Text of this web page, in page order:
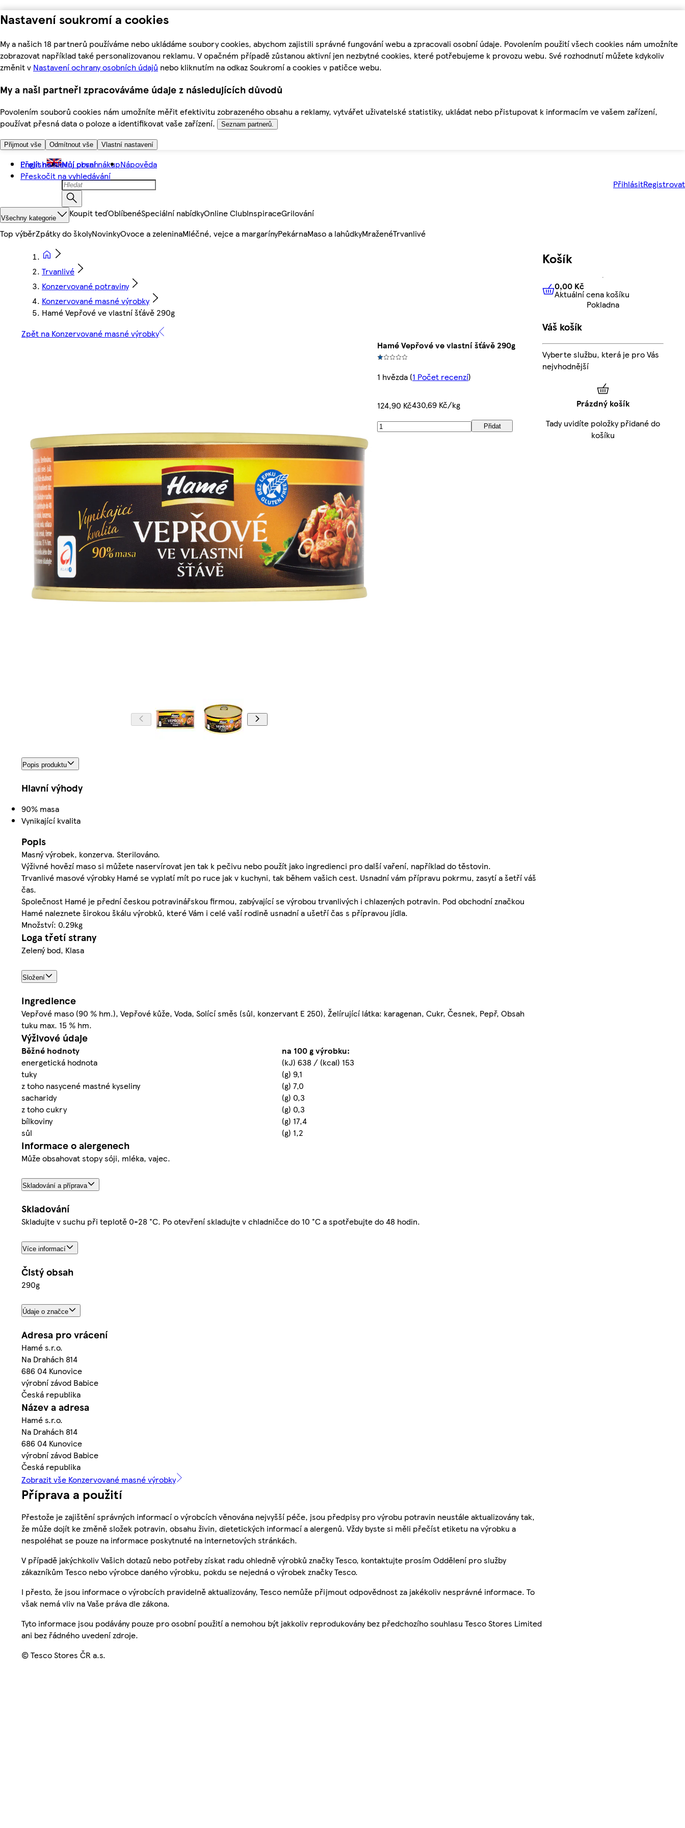
Nastavení soukromí a cookies
My a našich 18 partnerů používáme nebo ukládáme soubory cookies, abychom zajistili správné fungování webu a zpracovali osobní údaje. Povolením použití všech cookies nám umožníte
zobrazovat například také personalizovanou reklamu. V opačném případě zůstanou aktivní jen nezbytné cookies, které potřebujeme k provozu webu. Své rozhodnutí můžete kdykoliv
změnit v Nastavení ochrany osobních údajů nebo kliknutím na odkaz Soukromí a cookies v patičce webu.
My a naši partneři zpracováváme údaje z následujících důvodů
Povolením souborů cookies nám umožníte měřit efektivitu zobrazeného obsahu a reklamy, vytvářet uživatelské statistiky, ukládat nebo přistupovat k informacím ve vašem zařízení,
používat přesná data o poloze a identifikovat vaše zařízení.
Seznam partnerů.
Přijmout vše Odmítnout vše Vlastní nastavení
Přejít na hlavní obsah
Přeskočit na vyhledávání
English Můj první nákupNápověda
PřihlásitRegistrovat
Všechny kategorie Koupit teďOblíbenéSpeciální nabídkyOnline ClubInspiraceGrilování
Top výběrZpátky do školyNovinkyOvoce a zeleninaMléčné, vejce a margarínyPekárnaMaso a lahůdkyMraženéTrvanlivé
Trvanlivé
Konzervované potraviny
Konzervované masné výrobky
Hamé Vepřové ve vlastní šťávě 290g
Zpět na Konzervované masné výrobky
Hamé Vepřové ve vlastní šťávě 290g
1 hvězda (1 Počet recenzí)
124,90 Kč430,69 Kč/kg
Přidat
Popis produktu
Hlavní výhody
90% masa
Vynikající kvalita
Popis
Masný výrobek, konzerva. Sterilováno.
Výživné hovězí maso si můžete naservírovat jen tak k pečivu nebo použít jako ingredienci pro další vaření, například do těstovin.
Trvanlivé masové výrobky Hamé se vyplatí mít po ruce jak v kuchyni, tak během vašich cest. Usnadní vám přípravu pokrmu, zasytí a šetří váš
čas.
Společnost Hamé je přední českou potravinářskou firmou, zabývající se výrobou trvanlivých i chlazených potravin. Pod obchodní značkou
Hamé naleznete širokou škálu výrobků, které Vám i celé vaší rodině usnadní a ušetří čas s přípravou jídla.
Množství: 0.29kg
Loga třetí strany
Zelený bod, Klasa
Složení
Ingredience
Vepřové maso (90 % hm.), Vepřové kůže, Voda, Solící směs (sůl, konzervant E 250), Želírující látka: karagenan, Cukr, Česnek, Pepř, Obsah
tuku max. 15 % hm.
Výživové údaje
Běžné hodnoty
na 100 g výrobku:
energetická hodnota
(kJ) 638 / (kcal) 153
tuky
(g) 9,1
z toho nasycené mastné kyseliny
(g) 7,0
sacharidy
(g) 0,3
z toho cukry
(g) 0,3
bílkoviny
(g) 17,4
sůl
(g) 1,2
Informace o alergenech
Může obsahovat stopy sóji, mléka, vajec.
Skladování a příprava
Skladování
Skladujte v suchu při teplotě 0-28 °C. Po otevření skladujte v chladničce do 10 °C a spotřebujte do 48 hodin.
Více informací
Čistý obsah
290g
Údaje o značce
Adresa pro vrácení
Hamé s.r.o.
Na Drahách 814
686 04 Kunovice
výrobní závod Babice
Česká republika
Název a adresa
Hamé s.r.o.
Na Drahách 814
686 04 Kunovice
výrobní závod Babice
Česká republika
Zobrazit vše Konzervované masné výrobky
Příprava a použití
Přestože je zajištění správných informací o výrobcích věnována nejvyšší péče, jsou předpisy pro výrobu potravin neustále aktualizovány tak,
že může dojít ke změně složek potravin, obsahu živin, dietetických informací a alergenů. Vždy byste si měli přečíst etiketu na výrobku a
nespoléhat se pouze na informace poskytnuté na internetových stránkách.
V případě jakýchkoliv Vašich dotazů nebo potřeby získat radu ohledně výrobků značky Tesco, kontaktujte prosím Oddělení pro služby
zákazníkům Tesco nebo výrobce daného výrobku, pokdu se nejedná o výrobek značky Tesco.
I přesto, že jsou informace o výrobcích pravidelně aktualizovány, Tesco nemůže přijmout odpovědnost za jakékoliv nesprávné informace. To
však nemá vliv na Vaše práva dle zákona.
Tyto informace jsou podávány pouze pro osobní použití a nemohou být jakkoliv reprodukovány bez předchozího souhlasu Tesco Stores Limited
ani bez řádného uvedení zdroje.
© Tesco Stores ČR a.s.
Košík
0,00 KčAktuální cena košíku
0,00 Kč
Aktuální cena košíku
Pokladna
Váš košík
Vyberte službu, která je pro Vás
nejvhodnější
Prázdný košík
Tady uvidíte položky přidané do
košíku